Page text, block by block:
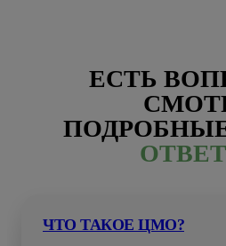
ЕСТЬ
ЧТО ТАКОЕ ЦМО?